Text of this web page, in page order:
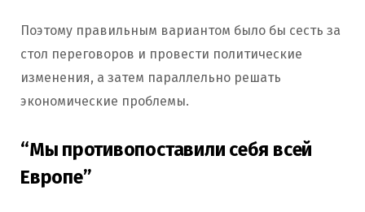
Поэтому правильным вариантом было бы сесть за
стол переговоров и провести политические
изменения, а затем параллельно решать
экономические проблемы.
“Мы противопоставили себя всей
Европе”